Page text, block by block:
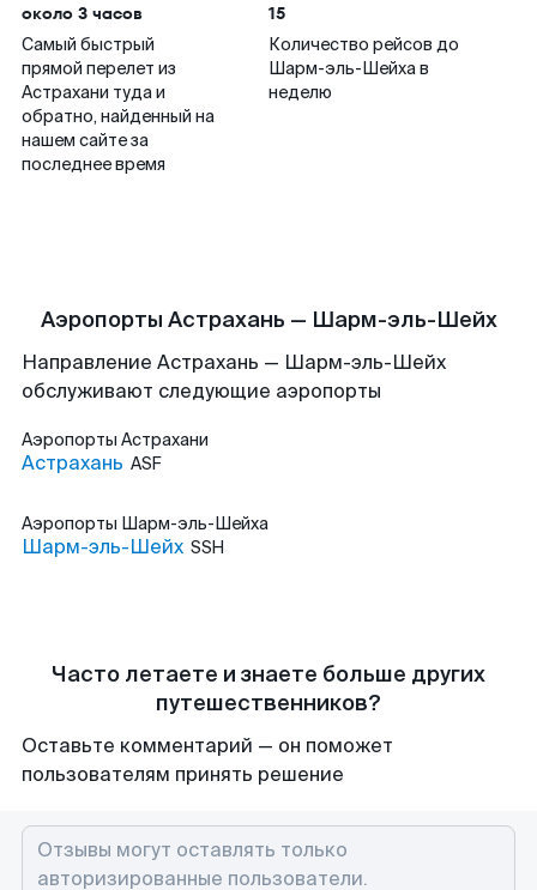
около 3 часов
Самый быстрый
прямой перелет из
Астрахани туда и
обратно, найденный на
нашем сайте за
последнее время
15
Количество рейсов до
Шарм-эль-Шейха в
неделю
Аэропорты Астрахань — Шарм-эль-Шейх
Направление Астрахань — Шарм-эль-Шейх
обслуживают следующие аэропорты
Аэропорты Астрахани
Астрахань ASF
Аэропорты Шарм-эль-Шейха
Шарм-эль-Шейх SSH
Часто летаете и знаете больше других
путешественников?
Оставьте комментарий — он поможет
пользователям принять решение